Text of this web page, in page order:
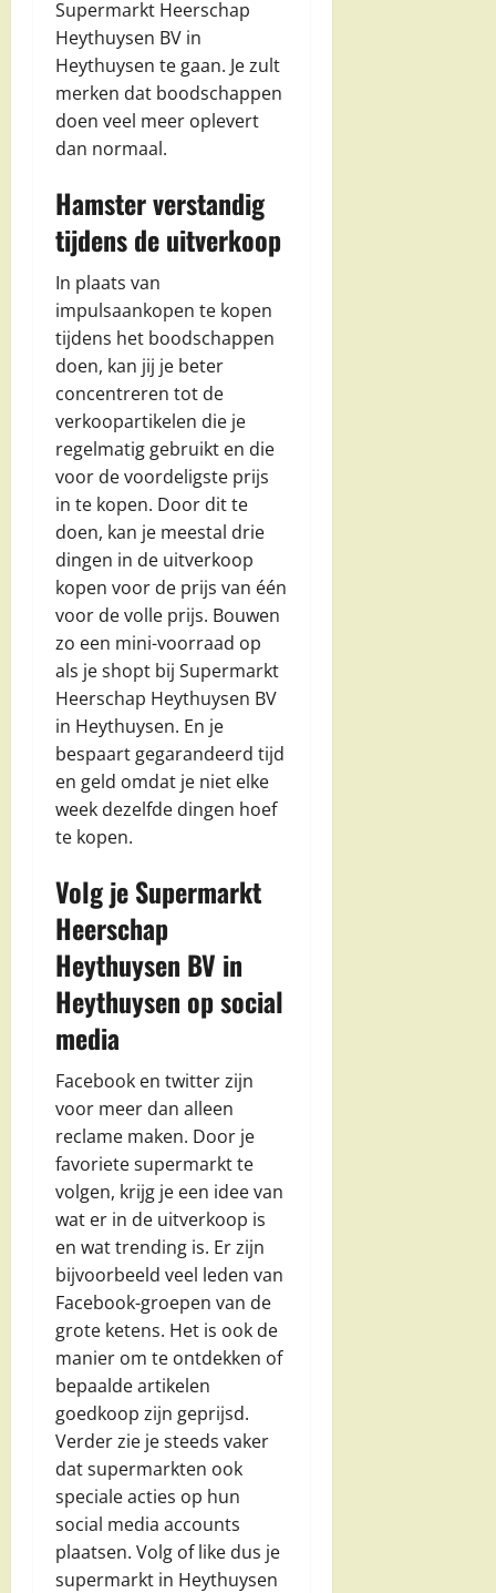
Supermarkt Heerschap
Heythuysen BV in
Heythuysen te gaan. Je zult
merken dat boodschappen
doen veel meer oplevert
dan normaal.
Hamster verstandig
tijdens de uitverkoop
In plaats van
impulsaankopen te kopen
tijdens het boodschappen
doen, kan jij je beter
concentreren tot de
verkoopartikelen die je
regelmatig gebruikt en die
voor de voordeligste prijs
in te kopen. Door dit te
doen, kan je meestal drie
dingen in de uitverkoop
kopen voor de prijs van één
voor de volle prijs. Bouwen
zo een mini-voorraad op
als je shopt bij Supermarkt
Heerschap Heythuysen BV
in Heythuysen. En je
bespaart gegarandeerd tijd
en geld omdat je niet elke
week dezelfde dingen hoef
te kopen.
Volg je Supermarkt
Heerschap
Heythuysen BV in
Heythuysen op social
media
Facebook en twitter zijn
voor meer dan alleen
reclame maken. Door je
favoriete supermarkt te
volgen, krijg je een idee van
wat er in de uitverkoop is
en wat trending is. Er zijn
bijvoorbeeld veel leden van
Facebook-groepen van de
grote ketens. Het is ook de
manier om te ontdekken of
bepaalde artikelen
goedkoop zijn geprijsd.
Verder zie je steeds vaker
dat supermarkten ook
speciale acties op hun
social media accounts
plaatsen. Volg of like dus je
supermarkt in Heythuysen